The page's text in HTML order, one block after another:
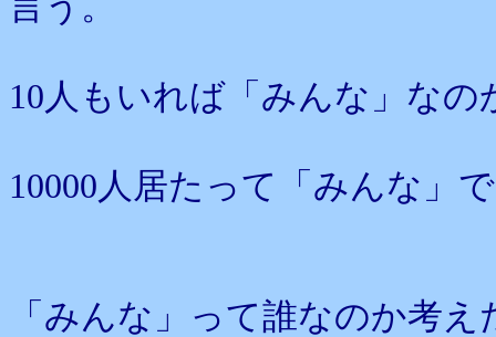
10人もいれば「みんな」なの
10000人居たって「みんな」
「みんな」って誰なのか考